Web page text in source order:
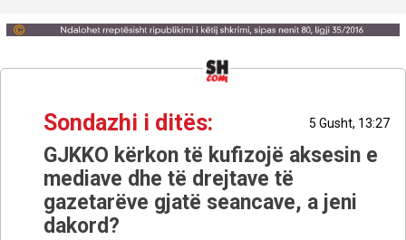
Sondazhi i ditës: 5 Gusht, 13:27
GJKKO kërkon të kufizojë aksesin e
mediave dhe të drejtave të
gazetarëve gjatë seancave, a jeni
dakord?